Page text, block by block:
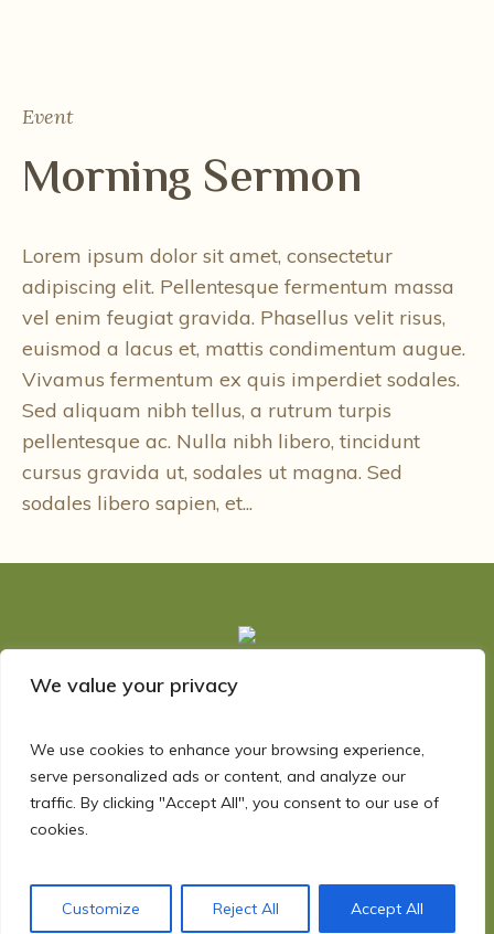
We value your privacy
We use cookies to enhance your browsing experience,
serve personalized ads or content, and analyze our
traffic. By clicking "Accept All", you consent to our use of
cookies.
Customize Reject All Accept All
Event
Morning Sermon
Lorem ipsum dolor sit amet, consectetur
adipiscing elit. Pellentesque fermentum massa
vel enim feugiat gravida. Phasellus velit risus,
euismod a lacus et, mattis condimentum augue.
Vivamus fermentum ex quis imperdiet sodales.
Sed aliquam nibh tellus, a rutrum turpis
pellentesque ac. Nulla nibh libero, tincidunt
cursus gravida ut, sodales ut magna. Sed
sodales libero sapien, et...
© 2024 / All Rights Reserved